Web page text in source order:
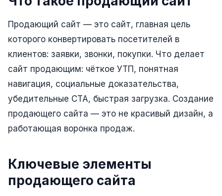
Wildberries реклама
Ozon реклама
ТАРГЕТИРОВАННАЯ РЕКЛАМА
Реклама в Telegram
Реклама в Instagram
Реклама в Одноклассниках
Продающий сайт — это сайт, главная цель
которого конвертировать посетителей в
клиентов: заявки, звонки, покупки. Что делает
сайт продающим: чёткое УТП, понятная
навигация, социальные доказательства,
убедительные CTA, быстрая загрузка. Создание
продающего сайта — это не красивый дизайн, а
работающая воронка продаж.
Ключевые элементы
продающего сайта